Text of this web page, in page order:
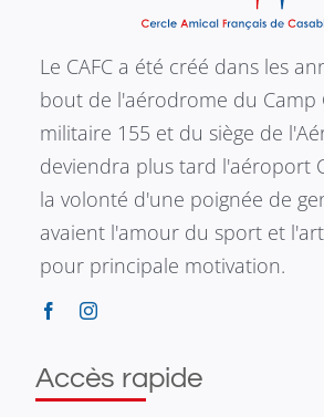
Le CAFC a été créé dans les
bout de l'aérodrome du Camp
militaire 155 et du siège de
deviendra plus tard l'aéroport
la volonté d'une poignée de
avaient l'amour du sport et
pour principale motivation.
Accès rapide